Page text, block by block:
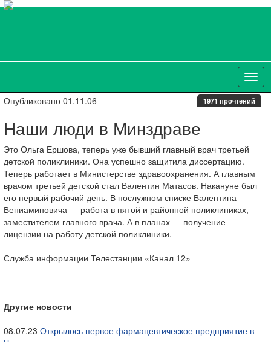
Опубликовано 01.11.06 1971 прочтений
Наши люди в Минздраве
Это Ольга Ершова, теперь уже бывший главный врач третьей
детской поликлиники. Она успешно защитила диссертацию.
Теперь работает в Министерстве здравоохранения. А главным
врачом третьей детской стал Валентин Матасов. Накануне был
его первый рабочий день. В послужном списке Валентина
Вениаминовича — работа в пятой и районной поликлиниках,
заместителем главного врача. А в планах — получение
лицензии на работу детской поликлиники.
Служба информации Телестанции «Канал 12»
Другие новости
08.07.23 Открылось первое фармацевтическое предприятие в